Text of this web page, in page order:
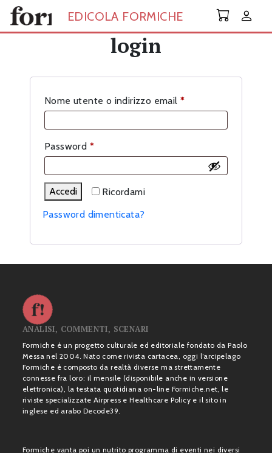
Skip to main content
EDICOLA FORMICHE
login
Nome utente o indirizzo email *Richiesto
Password *Richiesto
Ricordami
Accedi
Password dimenticata?
ANALISI, COMMENTI, SCENARI
Formiche è un progetto culturale ed editoriale fondato da Paolo
Messa nel 2004. Nato come rivista cartacea, oggi l’arcipelago
Formiche è composto da realtà diverse ma strettamente
connesse fra loro: il mensile (disponibile anche in versione
elettronica), la testata quotidiana on-line Formiche.net, le
riviste specializzate Airpress e Healthcare Policy e il sito in
inglese ed arabo Decode39.
Formiche vanta poi un nutrito programma di eventi nei diversi